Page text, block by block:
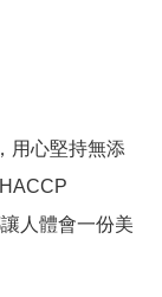
人體會一份美